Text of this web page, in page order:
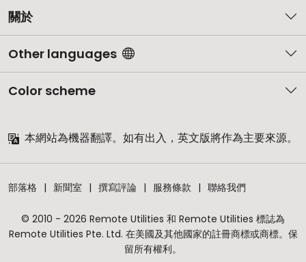
關於
Other languages
Color scheme
本網站為機器翻譯。如有出入，英文版將作為主要來源。
部落格 新聞室 撰寫評論 服務條款 聯絡我們
© 2010 - 2026 Remote Utilities 和 Remote Utilities 標誌為
Remote Utilities Pte. Ltd. 在美國及其他國家的註冊商標或商標。保
留所有權利。